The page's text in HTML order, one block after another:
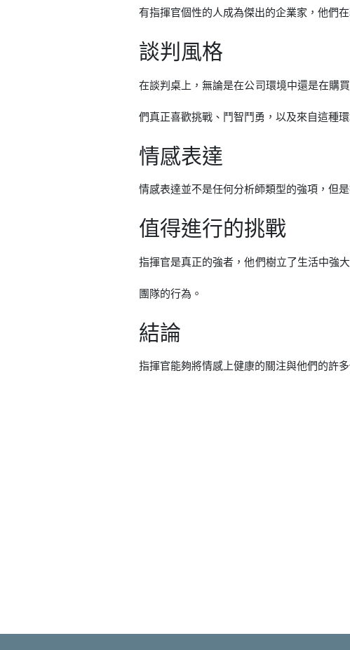
有指揮官個性的人成為傑出的企業家，他們
談判風格
在談判桌上，無論是在公司環境中還是在購
們真正喜歡挑戰、鬥智鬥勇，以及來自這種環
情感表達
情感表達並不是任何分析師類型的強項，但
值得進行的挑戰
指揮官是真正的強者，他們樹立了生活中強
團隊的行為。
結論
指揮官能夠將情感上健康的關注與他們的許